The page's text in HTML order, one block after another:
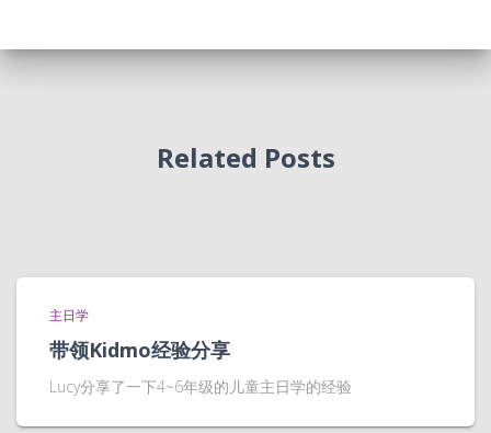
Related Posts
主日学
带领Kidmo经验分享
Lucy分享了一下4~6年级的儿童主日学的经验